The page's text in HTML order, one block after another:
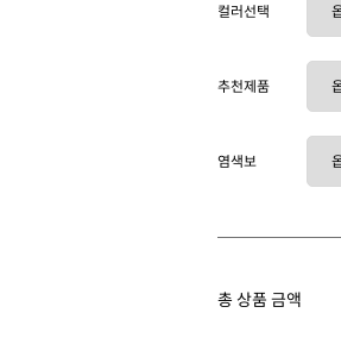
컬러선택
추천제품
염색보
총 상품 금액